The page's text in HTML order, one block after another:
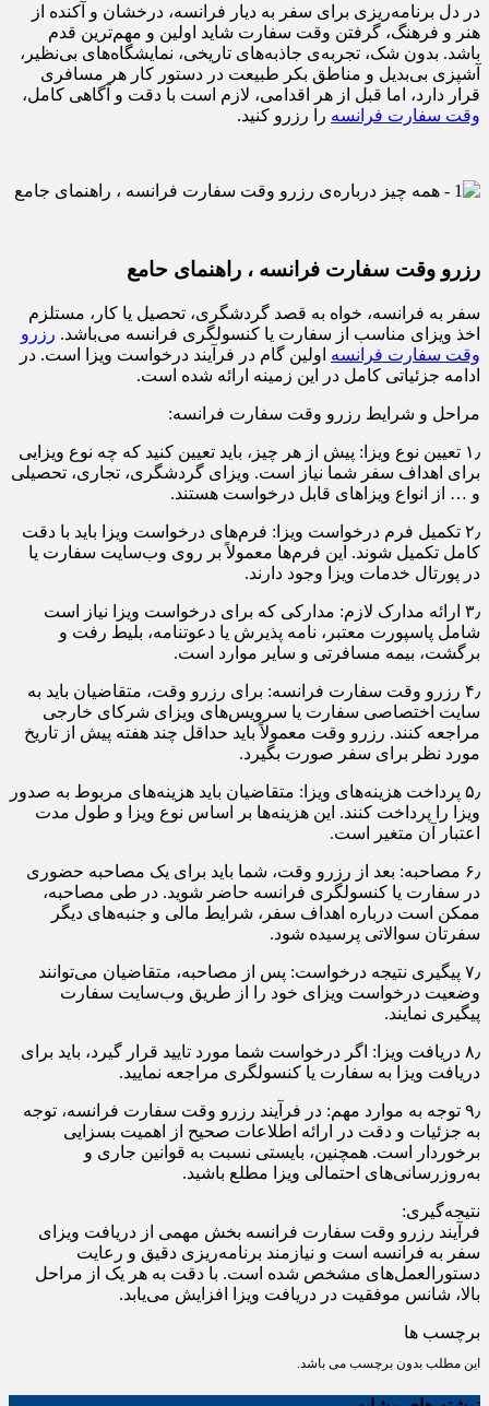
در دل برنامه‌ریزی برای سفر به دیار فرانسه، درخشان و آکنده از
هنر و فرهنگ، گرفتن وقت سفارت شاید اولین و مهم‌ترین قدم
باشد. بدون شک، تجربه‌ی جاذبه‌های تاریخی، نمایشگاه‌های بی‌نظیر،
آشپزی بی‌بدیل و مناطق بکر طبیعت در دستور کار هر مسافری
قرار دارد، اما قبل از هر اقدامی، لازم است با دقت و آگاهی کامل،
وقت سفارت فرانسه را رزرو کنید.
رزرو وقت سفارت فرانسه ، راهنمای حامع
سفر به فرانسه، خواه به قصد گردشگری، تحصیل یا کار، مستلزم
اخذ ویزای مناسب از سفارت یا کنسولگری فرانسه می‌باشد. رزرو
وقت سفارت فرانسه اولین گام در فرآیند درخواست ویزا است. در
ادامه جزئیاتی کامل در این زمینه ارائه شده است.
مراحل و شرایط رزرو وقت سفارت فرانسه:
۱٫ تعیین نوع ویزا: پیش از هر چیز، باید تعیین کنید که چه نوع ویزایی
برای اهداف سفر شما نیاز است. ویزای گردشگری، تجاری، تحصیلی
و … از انواع ویزاهای قابل درخواست هستند.
۲٫ تکمیل فرم درخواست ویزا: فرم‌های درخواست ویزا باید با دقت
کامل تکمیل شوند. این فرم‌ها معمولاً بر روی وب‌سایت سفارت یا
در پورتال‌ خدمات ویزا وجود دارند.
۳٫ ارائه مدارک لازم: مدارکی که برای درخواست ویزا نیاز است
شامل پاسپورت معتبر، نامه پذیرش یا دعوتنامه، بلیط رفت و
برگشت، بیمه مسافرتی و سایر موارد است.
۴٫ رزرو وقت سفارت فرانسه: برای رزرو وقت، متقاضیان باید به
سایت اختصاصی سفارت یا سرویس‌های ویزای شرکای خارجی
مراجعه کنند. رزرو وقت معمولاً باید حداقل چند هفته پیش از تاریخ
مورد نظر برای سفر صورت بگیرد.
۵٫ پرداخت هزینه‌های ویزا: متقاضیان باید هزینه‌های مربوط به صدور
ویزا را پرداخت کنند. این هزینه‌ها بر اساس نوع ویزا و طول مدت
اعتبار آن متغیر است.
۶٫ مصاحبه: بعد از رزرو وقت، شما باید برای یک مصاحبه حضوری
در سفارت یا کنسولگری فرانسه حاضر شوید. در طی مصاحبه،
ممکن است درباره اهداف سفر، شرایط مالی و جنبه‌های دیگر
سفرتان سوالاتی پرسیده شود.
۷٫ پیگیری نتیجه درخواست: پس از مصاحبه، متقاضیان می‌توانند
وضعیت درخواست ویزای خود را از طریق وب‌سایت سفارت
پیگیری نمایند.
۸٫ دریافت ویزا: اگر درخواست شما مورد تایید قرار گیرد، باید برای
دریافت ویزا به سفارت یا کنسولگری مراجعه نمایید.
۹٫ توجه به موارد مهم: در فرآیند رزرو وقت سفارت فرانسه، توجه
به جزئیات و دقت در ارائه اطلاعات صحیح از اهمیت بسزایی
برخوردار است. همچنین، بایستی نسبت به قوانین جاری و
به‌روزرسانی‌های احتمالی ویزا مطلع باشید.
نتیجه‌گیری:
فرآیند رزرو وقت سفارت فرانسه بخش مهمی از دریافت ویزای
سفر به فرانسه است و نیازمند برنامه‌ریزی دقیق و رعایت
دستورالعمل‌های مشخص شده است. با دقت به هر یک از مراحل
بالا، شانس موفقیت در دریافت ویزا افزایش می‌یابد.
برچسب ها
این مطلب بدون برچسب می باشد.